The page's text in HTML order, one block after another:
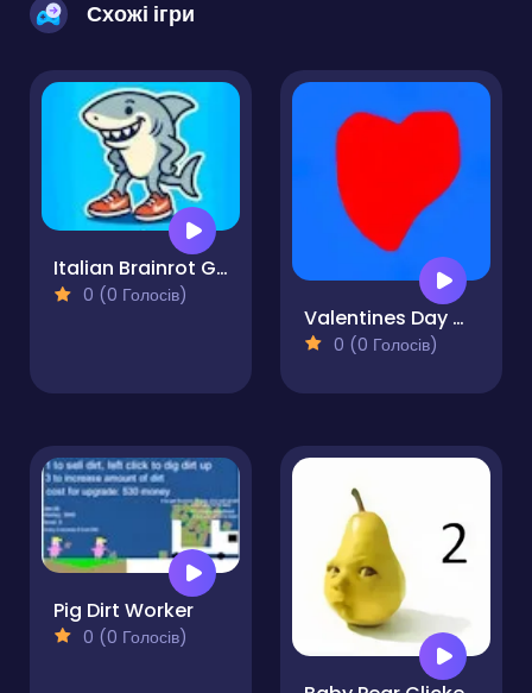
Схожі ігри
Italian Brainrot Game
0 (0 Голосів)
Valentines Day Clicker
0 (0 Голосів)
Pig Dirt Worker
0 (0 Голосів)